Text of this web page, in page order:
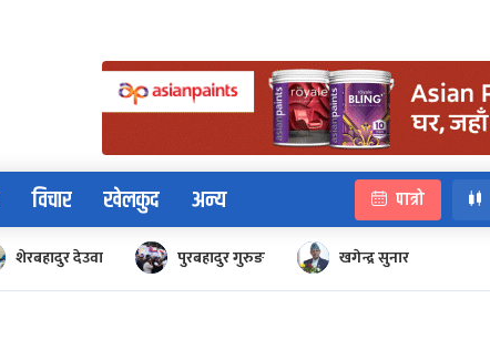
विचार खेलकुद अन्य पात्रो
शेरबहादुर देउवा पुरबहादुर गुरुङ खगेन्द्र सुनार